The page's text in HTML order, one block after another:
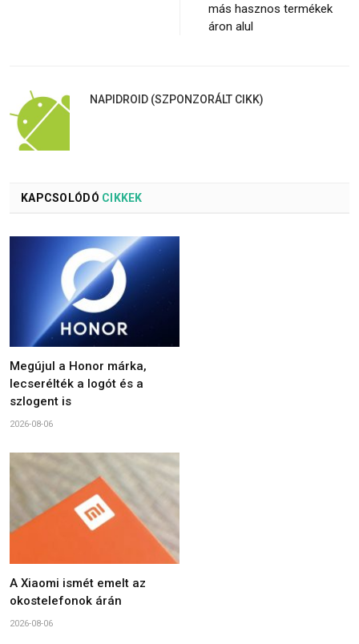
más hasznos termékek
áron alul
NAPIDROID (SZPONZORÁLT CIKK)
KAPCSOLÓDÓ CIKKEK
Megújul a Honor márka,
lecserélték a logót és a
szlogent is
2026-08-06
A Xiaomi ismét emelt az
okostelefonok árán
2026-08-06